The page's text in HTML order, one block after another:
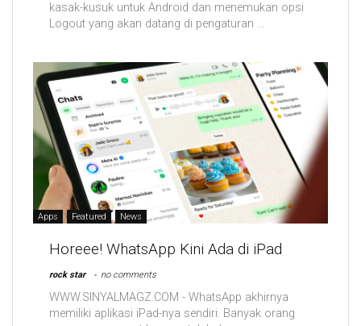
kasak-kusuk untuk Android dan menemukan opsi
Logout yang akan datang di pengaturan ...
Apps Featured News
Horeee! WhatsApp Kini Ada di iPad
rock star no comments
WWW.SINYALMAGZ.COM - WhatsApp akhirnya
memiliki aplikasi iPad-nya sendiri. Banyak orang